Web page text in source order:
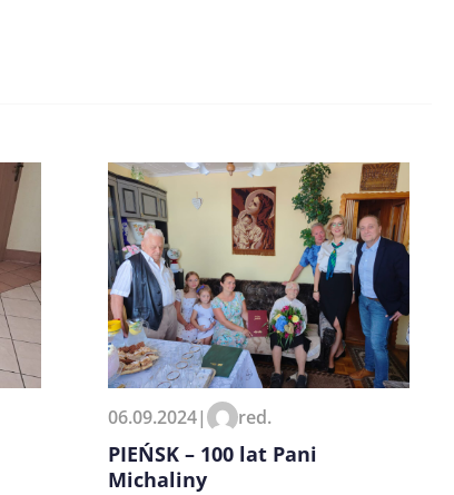
06.09.2024| red.
PIEŃSK – 100 lat Pani
Michaliny